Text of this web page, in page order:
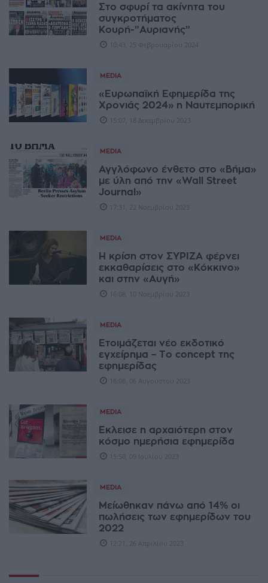
Στο σφυρί τα ακίνητα του
συγκροτήματος
Κουρή-”Αυριανής”
10:43, 25 Φεβρουαρίου 2024
MEDIA
«Ευρωπαϊκή Εφημερίδα της
Χρονιάς 2024» η Ναυτεμπορική
15:07, 18 Δεκεμβρίου 2023
MEDIA
Αγγλόφωνο ένθετο στο «Βήμα»
με ύλη από την «Wall Street
Journal»
17:31, 22 Νοεμβρίου 2023
MEDIA
Η κρίση στον ΣΥΡΙΖΑ φέρνει
εκκαθαρίσεις στο «Κόκκινο»
και στην «Αυγή»
16:08, 10 Νοεμβρίου 2023
MEDIA
Ετοιμάζεται νέο εκδοτικό
εγχείρημα – Το concept της
εφημερίδας
16:08, 06 Αυγούστου 2023
MEDIA
Εκλεισε η αρχαιότερη στον
κόσμο ημερήσια εφημερίδα
15:50, 09 Ιουλίου 2023
MEDIA
Μείωθηκαν πάνω από 14% οι
πωλήσεις των εφημερίδων του
2022
12:21, 26 Απριλίου 2023